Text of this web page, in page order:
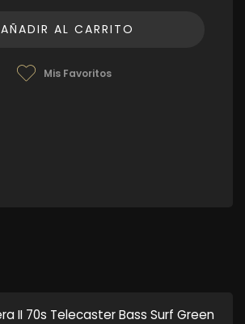
AÑADIR AL CARRITO
Mis Favoritos